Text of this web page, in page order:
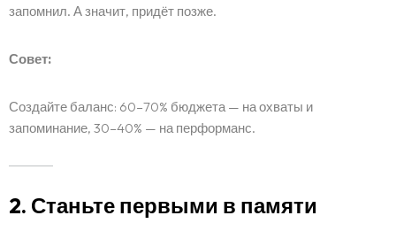
запомнил. А значит, придёт позже.
Совет:
Создайте баланс: 60–70% бюджета — на охваты и
запоминание, 30–40% — на перформанс.
2. Станьте первыми в памяти